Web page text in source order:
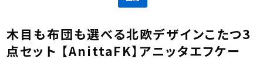
木目も布団も選べる北欧デザインこたつ3
点セット 【AnittaFK】アニッタエフケー